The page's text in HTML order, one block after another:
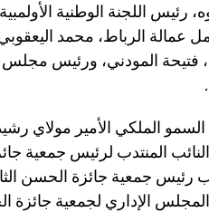
رئيس اللجنة الوطنية
عمالة الرباط، محمد
المودني، ورئيس مجلس
الملكي الأمير مولاي
المنتدب لرئيس جمعية
رئيس جمعية جائزة الحسن
الإداري لجمعية جائزة